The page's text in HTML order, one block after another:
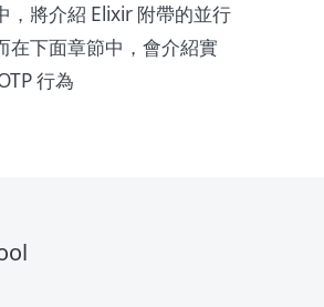
，將介紹 Elixir 附帶的並行
在下面章節中，會介紹實
行為